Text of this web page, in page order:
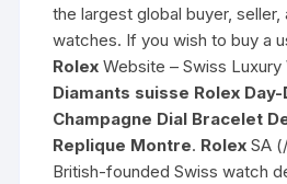
the largest global buyer,
watches. If you wish to buy a
Rolex Website – Swiss Luxury
Diamants suisse Rolex
Champagne Dial Bracelet
Replique Montre. Rolex SA
British-founded Swiss watch